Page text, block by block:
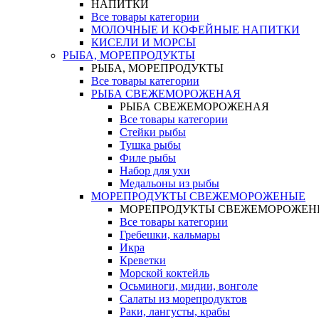
НАПИТКИ
Все товары категории
МОЛОЧНЫЕ И КОФЕЙНЫЕ НАПИТКИ
КИСЕЛИ И МОРСЫ
РЫБА, МОРЕПРОДУКТЫ
РЫБА, МОРЕПРОДУКТЫ
Все товары категории
РЫБА СВЕЖЕМОРОЖЕНАЯ
РЫБА СВЕЖЕМОРОЖЕНАЯ
Все товары категории
Стейки рыбы
Тушка рыбы
Филе рыбы
Набор для ухи
Медальоны из рыбы
МОРЕПРОДУКТЫ СВЕЖЕМОРОЖЕНЫЕ
МОРЕПРОДУКТЫ
Все товары категории
Гребешки, кальмары
Икра
Креветки
Морской коктейль
Осьминоги, мидии, вонголе
Салаты из морепродуктов
Раки, лангусты, крабы